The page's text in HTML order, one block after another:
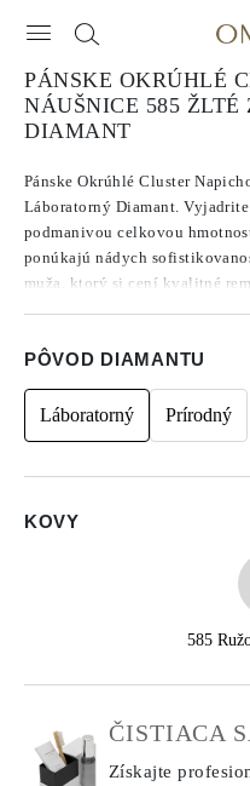
PÁNSKE OKRÚHLÉ
NÁUŠNICE 585
DIAMANT
Pánske Okrúhlé Cluster
Láboratorný Diamant.
podmanivou celkovou
ponúkajú nádych
muža, ktorý si cení kvalitné
PÔVOD DIAMANTU
Láboratorný Prírodný
KOVY
585
ČISTIACA
Získajte